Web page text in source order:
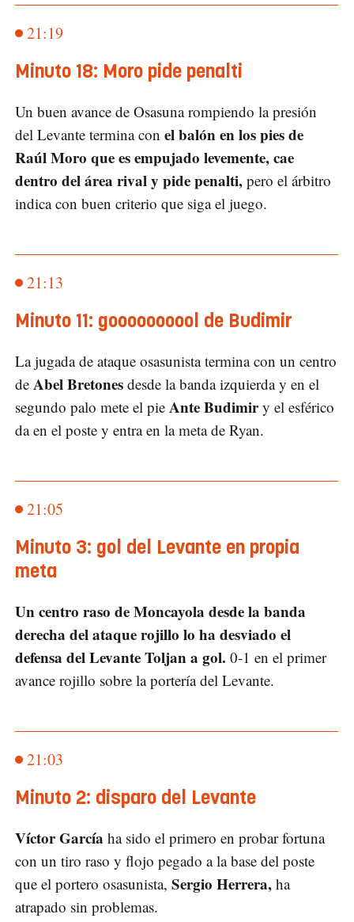
21:19
Minuto 18: Moro pide penalti
Un buen avance de Osasuna rompiendo la presión
del Levante termina con el balón en los pies de
Raúl Moro que es empujado levemente, cae
dentro del área rival y pide penalti, pero el árbitro
indica con buen criterio que siga el juego.
21:13
Minuto 11: goooooooool de Budimir
La jugada de ataque osasunista termina con un centro
de Abel Bretones desde la banda izquierda y en el
segundo palo mete el pie Ante Budimiry el esférico
da en el poste y entra en la meta de Ryan.
21:05
Minuto 3: gol del Levante en propia
meta
Un centro raso de Moncayola desde la banda
derecha del ataque rojillo lo ha desviado el
defensa del Levante Toljan a gol. 0-1 en el primer
avance rojillo sobre la portería del Levante.
21:03
Minuto 2: disparo del Levante
Víctor García ha sido el primero en probar fortuna
con un tiro raso y flojo pegado a la base del poste
que el portero osasunista, Sergio Herrera, ha
atrapado sin problemas.